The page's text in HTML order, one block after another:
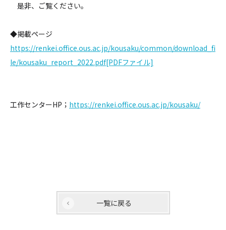
是非、ご覧ください。
◆掲載ページ
https://renkei.office.ous.ac.jp/kousaku/common/download_fi
le/kousaku_report_2022.pdf[PDFファイル]
工作センターHP； https://renkei.office.ous.ac.jp/kousaku/
一覧に戻る